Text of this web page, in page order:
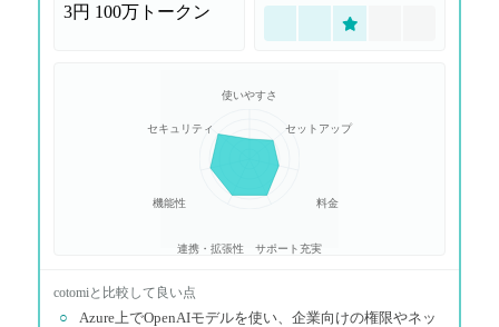
3円 100万トークン
使いやすさ
セットアップ
料金
サポート充実
連携・拡張性
機能性
セキュリティ
cotomiと比較して良い点
○
Azure上でOpenAIモデルを使い、企業向けの権限やネッ